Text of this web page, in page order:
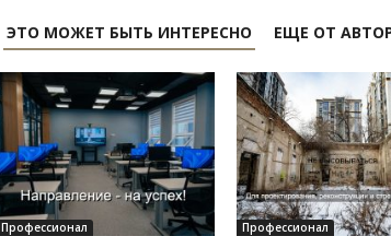
ЭТО МОЖЕТ БЫТЬ ИНТЕРЕСНО ЕЩЕ ОТ
Профессионал Профессионал